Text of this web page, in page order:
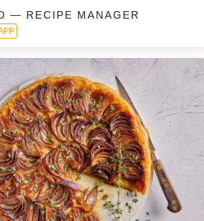
— RECIPE MANAGER